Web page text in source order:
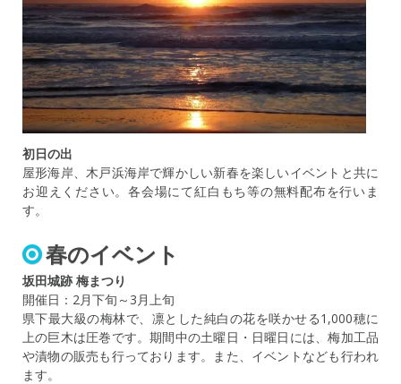
初日の出
屋形海岸、木戸浜海岸で輝かしい新春を楽しいイベントと共に
お迎えください。各会場にて紅白もち等の無料配布を行いま
す。
春のイベント
坂田城跡 梅まつり
開催日：2月下旬～3月上旬
県下最大級の梅林で、凛とした純白の花を咲かせる1,000穂に
上の巨木は圧巻です。期間中の土曜日・日曜日には、梅加工品
や漬物の販売も行っております。また、イベントなども行われ
ます。